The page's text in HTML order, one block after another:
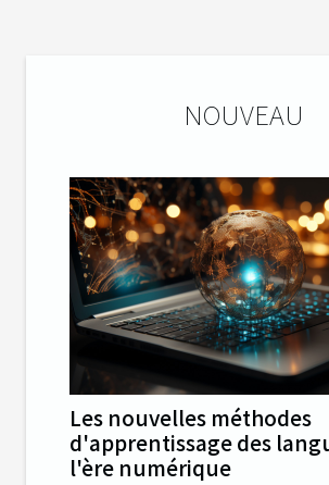
NOUVEAU
Les nouvelles méthodes
d'apprentissage des
l'ère numérique